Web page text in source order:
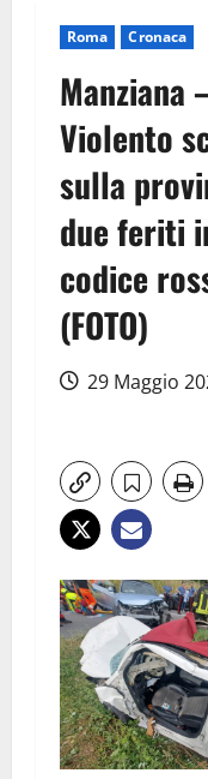
Roma Cronaca
Manziana
Violento
sulla
due feriti
codice
(FOTO)
29 Maggio